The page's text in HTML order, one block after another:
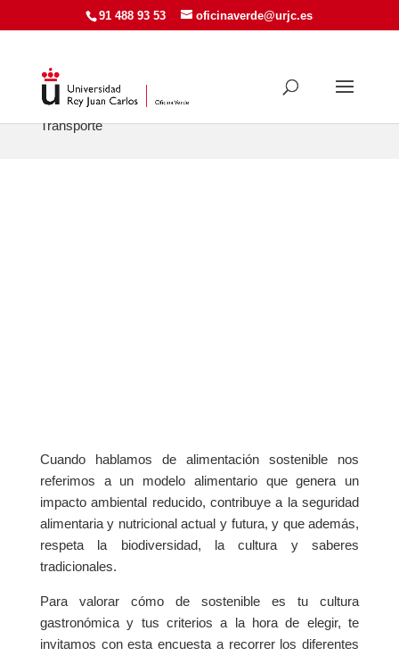
91 488 93 53 oficinaverde@urjc.es
Mejora y reduce tu huella ecológica
Transporte
Cuando hablamos de alimentación sostenible nos
referimos a un modelo alimentario que genera un
impacto ambiental reducido, contribuye a la seguridad
alimentaria y nutricional actual y futura, y que además,
respeta la biodiversidad, la cultura y saberes
tradicionales.
Para valorar cómo de sostenible es tu cultura
gastronómica y tus criterios a la hora de elegir, te
invitamos con esta encuesta a recorrer los diferentes